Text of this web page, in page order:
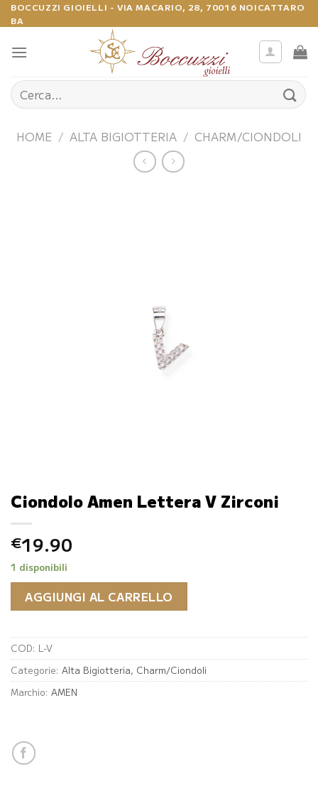
Salta
ai
contenuti
BOCCUZZI GIOIELLI - VIA MACARIO, 28, 70016 NOICATTARO
BA
Cerca:
HOME / ALTA BIGIOTTERIA / CHARM/CIONDOLI
Ciondolo Amen Lettera V Zirconi
€19.90
1 disponibili
AGGIUNGI AL CARRELLO
COD: L-V
Categorie: Alta Bigiotteria, Charm/Ciondoli
Marchio: AMEN